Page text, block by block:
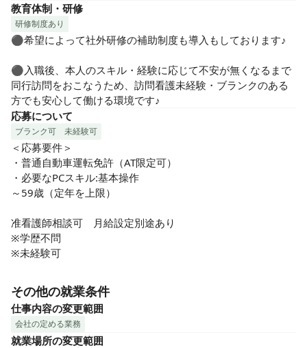
教育体制・研修
研修制度あり
⚫︎希望によって社外研修の補助制度も導入もしております♪
⚫︎入職後、本人のスキル・経験に応じて不安が無くなるまで
同行訪問をおこなうため、訪問看護未経験・ブランクのある
方でも安心して働ける環境です♪
応募について
ブランク可 未経験可
＜応募要件＞
・普通自動車運転免許（AT限定可）
・必要なPCスキル:基本操作
～59歳（定年を上限）
准看護師相談可　月給設定別途あり
※学歴不問
※未経験可
その他の就業条件
仕事内容の変更範囲
会社の定める業務
就業場所の変更範囲